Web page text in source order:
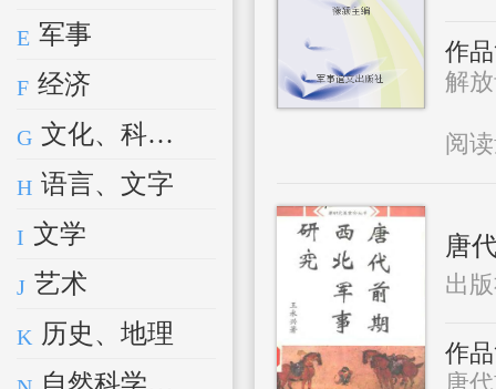
E 军事
F 经济
G 文化、科学、教育、体育
H 语言、文字
I 文学
J 艺术
K 历史、地理
作
解
阅
唐
出
作
唐